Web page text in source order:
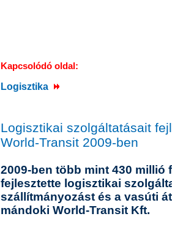
Kapcsolódó oldal:
Logisztika
Logisztikai szolgáltatásait
World-Transit 2009-ben
2009-ben több mint 430 millió
fejlesztette logisztikai
szállítmányozást és a vasúti
mándoki World-Transit Kft.